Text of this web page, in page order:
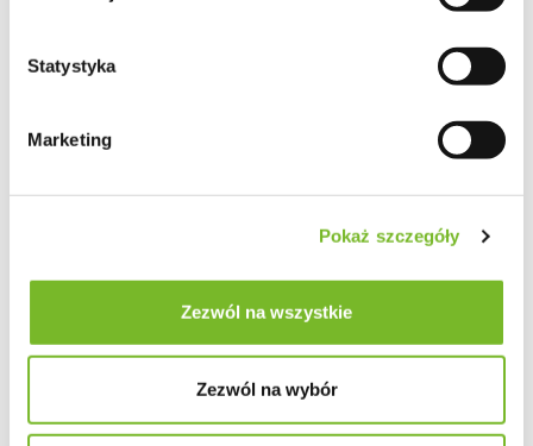
Statystyka
Marketing
Pokaż szczegóły
Zezwól na wszystkie
Zezwól na wybór